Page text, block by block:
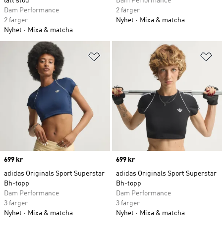
Dam Performance
2 färger
Nyhet
Mixa & matcha
2 färger
Nyhet
Mixa & matcha
Lägg till på önskelistan
Price
699 kr
adidas Originals Sport Superstar
Bh-topp
Dam Performance
3 färger
Nyhet
Mixa & matcha
Price
699 kr
adidas Originals Sport Superstar
Bh-topp
Dam Performance
3 färger
Nyhet
Mixa & matcha